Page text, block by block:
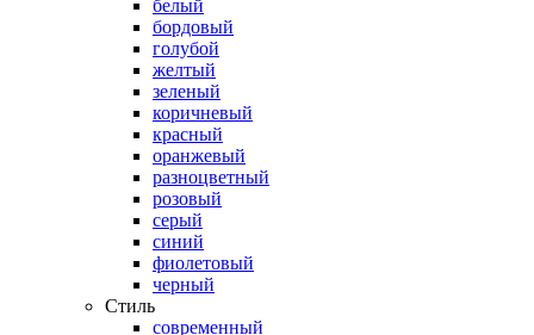
белый
бордовый
голубой
желтый
зеленый
коричневый
красный
оранжевый
разноцветный
розовый
серый
синий
фиолетовый
черный
Стиль
современный